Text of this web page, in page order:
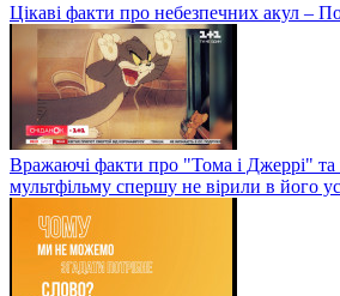
Цікаві факти про небезпечних акул –
Вражаючі факти про "Тома і Джеррі" та
мультфільму спершу не вірили в його